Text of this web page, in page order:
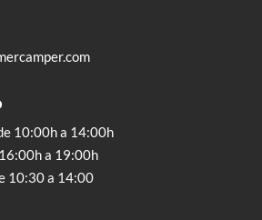
10:00h a 14:00h
a 19:00h
10:30 a 14:00